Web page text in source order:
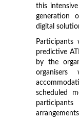
this
generation
digital
predictive
by the
scheduled